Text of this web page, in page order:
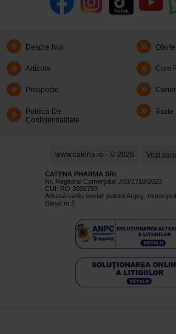
Despre Noi Oferte
Articole Cum
Prospecte
Politica De
Confidentialitate
Toate
www.catena.ro - © 2026 Vezi
CATENA PHARMA SRL
Nr. Registrul Comerţului: J03/2710/2023
CUI: RO 3008793
Adresă sediu social: judetul Argeş,
Banat nr.2